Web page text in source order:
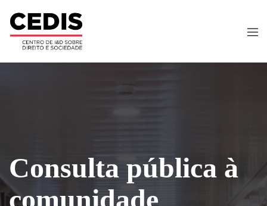
Consulta pública à
comunidade